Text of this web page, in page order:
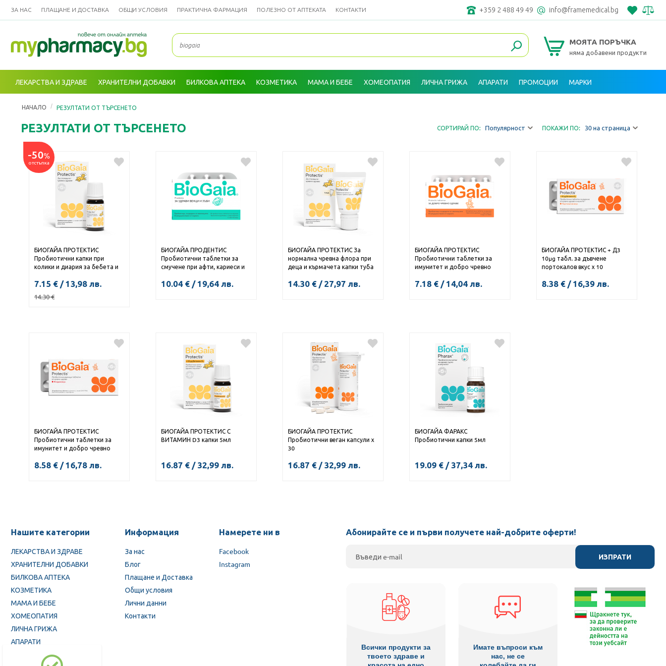
ЗА НАС ПЛАЩАНЕ И ДОСТАВКА ОБЩИ УСЛОВИЯ ПРАКТИЧНА ФАРМАЦИЯ ПОЛЕЗНО ОТ АПТЕКАТА КОНТАКТИ +359 2 488 49 49 info@framemedical.bg
МОЯТА ПОРЪЧКА
няма добавени продукти
ЛЕКАРСТВА И ЗДРАВЕ ХРАНИТЕЛНИ ДОБАВКИ БИЛКОВА АПТЕКА КОЗМЕТИКА МАМА И БЕБЕ ХОМЕОПАТИЯ ЛИЧНА ГРИЖА АПАРАТИ ПРОМОЦИИ МАРКИ
НАЧАЛО / РЕЗУЛТАТИ ОТ ТЪРСЕНЕТО
РЕЗУЛТАТИ ОТ ТЪРСЕНЕТО СОРТИРАЙ ПО: Популярност ПОКАЖИ ПО: 30 на страница
-50%
отстъпка
БИОГАЙА ПРОТЕКТИС
Пробиотични капки при
колики и диария за бебета и
7.15 € / 13,98 лв.
14.30€
БИОГАЙА ПРОДЕНТИС
Пробиотични таблетки за
смучене при афти, кариеси и
10
10.04 € / 19,64 лв.
БИОГАЙА ПРОТЕКТИС За
нормална чревна флора при
деца и кърмачета капки туба
14.30 € / 27,97 лв.
БИОГАЙА ПРОТЕКТИС
Пробиотични таблетки за
имунитет и добро чревно
7.18 € / 14,04 лв.
БИОГАЙА ПРОТЕКТИС + Д3
10µg табл. за дъвчене
портокалов вкус х 10
8.38 € / 16,39 лв.
БИОГАЙА ПРОТЕКТИС
Пробиотични таблетки за
имунитет и добро чревно
8.58 € / 16,78 лв.
БИОГАЙА ПРОТЕКТИС С
ВИТАМИН D3 капки 5мл
16.87 € / 32,99 лв.
БИОГАЙА ПРОТЕКТИС
Пробиотични веган капсули х
30
16.87 € / 32,99 лв.
БИОГАЙА ФАРАКС
Пробиотични капки 5мл
19.09 € / 37,34 лв.
Нашите категории
ЛЕКАРСТВА И ЗДРАВЕ
ХРАНИТЕЛНИ ДОБАВКИ
БИЛКОВА АПТЕКА
КОЗМЕТИКА
МАМА И БЕБЕ
ХОМЕОПАТИЯ
ЛИЧНА ГРИЖА
АПАРАТИ
ПРОМОЦИИ
Информация
За нас
Блог
Плащане и Доставка
Общи условия
Лични данни
Контакти
Намерете ни в
Facebook
Instagram
Абонирайте се и първи получете най-добрите оферти!
ИЗПРАТИ
Всички продукти за
твоето здраве и
Имате въпроси към
нас, не се